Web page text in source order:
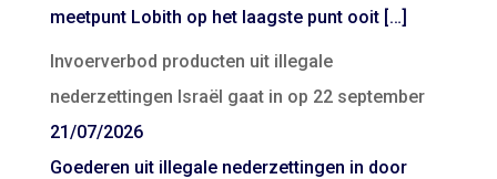
meetpunt Lobith op het laagste punt ooit […]
Invoerverbod producten uit illegale
nederzettingen Israël gaat in op 22 september
21/07/2026
Goederen uit illegale nederzettingen in door